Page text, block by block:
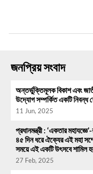
জনপ্রিয় সংবাদ
অন্তর্ভুক্তিমূলক বিকাশ এবং
উদ্যোগ সম্পর্কিত একটি নিবন্ধ
11 Jun, 2025
প্রধানমন্ত্রী : ‘একতার
৪৫ দিন ধরে ঐক্যের এই মহা
সময়ে এই একটি উৎসবে
27 Feb, 2025